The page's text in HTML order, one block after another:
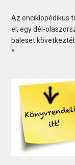
Az enciklopédikus
el, egy dél-
baleset
*